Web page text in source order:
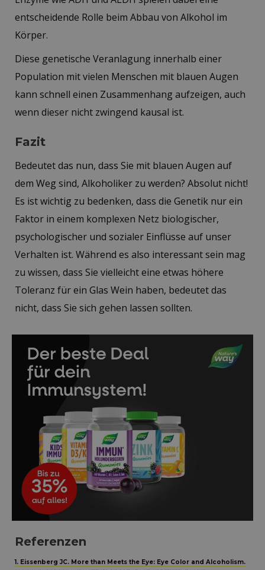
entscheidende Rolle beim Abbau von Alkohol im
Körper.
Diese genetische Veranlagung innerhalb einer
Population mit vielen Menschen mit blauen Augen
kann schnell einen Zusammenhang aufzeigen, auch
wenn dieser nicht zwingend kausal ist.
Fazit
Bedeutet das nun, dass Sie mit blauen Augen auf
dem Weg sind, Alkoholiker zu werden? Absolut nicht!
Es ist wichtig zu bedenken, dass die Genetik nur ein
Faktor in einem komplexen Netz biologischer,
psychologischer und sozialer Einflüsse auf unser
Verhalten ist. Während es also interessant sein mag
zu wissen, dass Sie vielleicht eine etwas höhere
Toleranz für ein Glas Wein haben, bedeutet das
nicht, dass Sie sich gehen lassen sollten.
Referenzen
1. Eissenberg JC. More than Meets the Eye: Eye Color and Alcoholism.